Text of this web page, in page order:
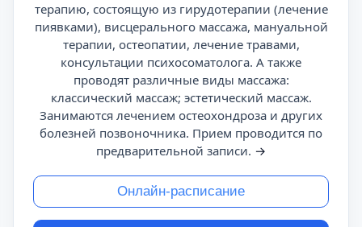
терапию, состоящую из гирудотерапии (лечение
пиявками), висцерального массажа, мануальной
терапии, остеопатии, лечение травами,
консультации психосоматолога. А также
проводят различные виды массажа:
классический массаж; эстетический массаж.
Занимаются лечением остеохондроза и других
болезней позвоночника. Прием проводится по
предварительной записи. →
Онлайн-расписание